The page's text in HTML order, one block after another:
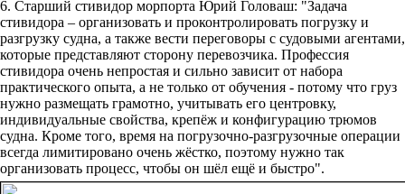
стивидора – организовать и проконтролировать погрузку и
разгрузку судна, а также вести переговоры с судовыми агентами,
которые представляют сторону перевозчика. Профессия
стивидора очень непростая и сильно зависит от набора
практического опыта, а не только от обучения - потому что груз
нужно размещать грамотно, учитывать его центровку,
индивидуальные свойства, крепёж и конфигурацию трюмов
судна. Кроме того, время на погрузочно-разгрузочные операции
всегда лимитировано очень жёстко, поэтому нужно так
организовать процесс, чтобы он шёл ещё и быстро".